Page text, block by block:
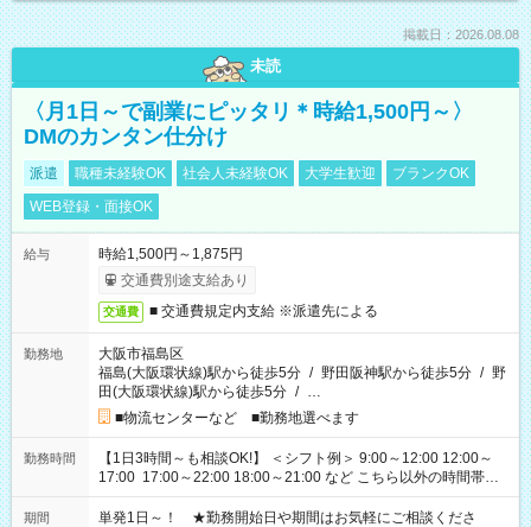
掲載日：2026.08.08
未読
〈月1日～で副業にピッタリ＊時給1,500円～〉
DMのカンタン仕分け
派遣 職種未経験OK 社会人未経験OK 大学生歓迎
ブランクOK
WEB登録・面接OK
給与
時給1,500円～1,875円
交通費別途支給あり
交通費 ■ 交通費規定内支給 ※派遣先による
勤務地
大阪市福島区
福島(大阪環状線)駅から徒歩5分 / 野田阪神駅から徒歩5分 / 野
田(大阪環状線)駅から徒歩5分 / …
■物流センターなど ■勤務地選べます
勤務時間
【1日3時間～も相談OK!】 ＜シフト例＞ 9:00～12:00 12:00～
17:00 17:00～22:00 18:00～21:00 など こちら以外の時間帯も
お気軽にご相談ください！
期間
単発1日～！ ★勤務開始日や期間はお気軽にご相談くださ